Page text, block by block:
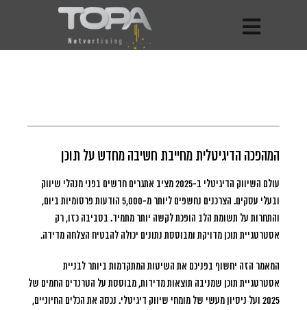
המהפכה הדיגיטלית מחייבת חשיבה מחדש על תוכן
עולם השיווק הדיגיטלי ב-2025 מציב אתגרים חדשים בפני מנהלי שיווק
ובעלי עסקים.
הצרכנים נחשפים ליותר מ-5,000 הודעות פרסומיות ביום,
והתחרות על תשומת הלב הופכת לקשה יותר מתמיד. בסביבה כזו, רק
אסטרטגיית תוכן מדויקת ומבוססת נתונים יכולה להבטיח הצלחה מדידה.
המאמר הזה יחשוף בפניכם את השיטות המתקדמות ביותר לבניית
אסטרטגיית תוכן שמניבה תוצאות מדידות, מבוססת על הטרנדים החמים של
2025 ועל ניסיון מעשי של מומחי שיווק דיגיטלי. נכסה את הכלים החיוניים,